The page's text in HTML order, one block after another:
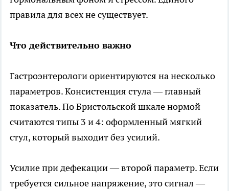
правила для всех не существует.
Что действительно важно
Гастроэнтерологи ориентируются на несколько
параметров. Консистенция стула — главный
показатель. По Бристольской шкале нормой
считаются типы 3 и 4: оформленный мягкий
стул, который выходит без усилий.
Усилие при дефекации — второй параметр. Если
требуется сильное напряжение, это сигнал —